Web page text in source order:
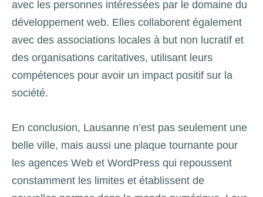
avec les personnes intéressées par le domaine du
développement web. Elles collaborent également
avec des associations locales à but non lucratif et
des organisations caritatives, utilisant leurs
compétences pour avoir un impact positif sur la
société.
En conclusion, Lausanne n’est pas seulement une
belle ville, mais aussi une plaque tournante pour
les agences Web et WordPress qui repoussent
constamment les limites et établissent de